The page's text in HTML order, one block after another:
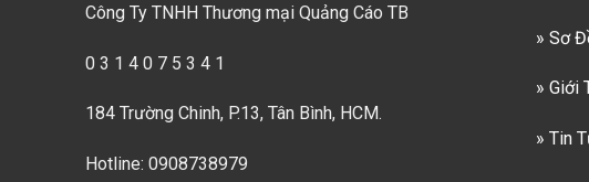
Công Ty TNHH Thương mại Quảng Cáo TB
0 3 1 4 0 7 5 3 4 1
184 Trường Chinh, P.13, Tân Bình, HCM.
Hotline: 0908738979
» Sơ
» Giới
» Tin